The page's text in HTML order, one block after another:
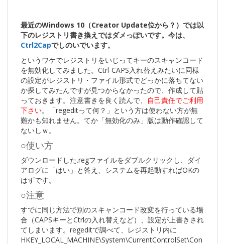
最近のWindows 10（Creator Update位から？）では以
下のレジストリ書き換えではダメっぽいです。今は、
Ctrl2Capでしのいでいます。
というワケでレジストリをいじってキーのスキャンコード
を無効化してみました。Ctrl-CAPS入れ替えみたいに同様
の設定がレジストリ・ファイル形式でどっかに落ちてない
か探してみたんですが見つからなかったので、作成して貼
っておきます。注意書きを良く読んで、
自己責任でご利用
下さい。「regeditって何？」という方は使わない方が無
難かも知れません。てか「無効化のみ」版は動作確認して
ないしｗ。
○使い方
ダウンロードした.regファイルをダブルクリックし、ダイ
アログに「はい」と答え、システムを再起動すればOKの
はずです。
○注意
すでに同じ方法で別のスキャンコード改変を行っている場
合（CAPSキーとCtrlの入れ替えなど）、設定が上書きされ
てしまいます。regeditで調べて、レジストリ内に
HKEY_LOCAL_MACHINE\System\CurrentControlSet\Con